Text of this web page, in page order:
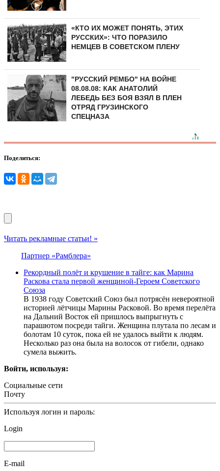
«КТО ИХ МОЖЕТ ПОНЯТЬ, ЭТИХ
РУССКИХ»: ЧТО ПОРАЗИЛО
НЕМЦЕВ В СОВЕТСКОМ ПЛЕНУ
"РУССКИЙ РЕМБО" НА ВОЙНЕ
08.08.08: КАК АНАТОЛИЙ
ЛЕБЕДЬ БЕЗ БОЯ ВЗЯЛ В ПЛЕН
ОТРЯД ГРУЗИНСКОГО
СПЕЦНАЗА
Поделиться:
Читать рекламные статьи! »
Партнер «Рамблера»
Рекордный полёт и крушение в тайге: как Марина
Раскова стала первой женщиной-Героем Советского
Союза
В 1938 году Советский Союз был потрясён невероятной
историей лётчицы Марины Расковой. Во время перелёта
на Дальний Восток ей пришлось выпрыгнуть с
парашютом посреди тайги. Женщина плутала по лесам и
болотам 10 суток, пока ей не удалось выйти к людям.
Несколько раз она была на волосок от гибели, однако
сумела выжить.
Войти, используя:
Социальные сети
Почту
Используя логин и пароль:
Login
E-mail